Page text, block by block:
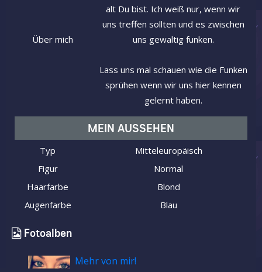
Über mich
alt Du bist. Ich weiß nur, wenn wir
uns treffen sollten und es zwischen
uns gewaltig funken.
Lass uns mal schauen wie die Funken
sprühen wenn wir uns hier kennen
gelernt haben.
MEIN AUSSEHEN
Typ
Mitteleuropäisch
Figur
Normal
Haarfarbe
Blond
Augenfarbe
Blau
Fotoalben
Mehr von mir!